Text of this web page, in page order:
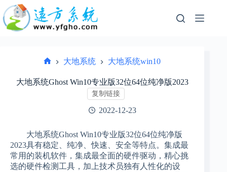
过
内
页
大地系统 大地系统win10
大地系统Ghost Win10专业版32位64位纯净版2023
复制链接
2022-12-23
大地系统Ghost Win10专业版32位64位纯净版
2023具有稳定、纯净、快速、安全等特点。集成最
常用的装机软件，集成最全面的硬件驱动，精心挑
选的硬件检测工具，加上技术员独有人性化的设